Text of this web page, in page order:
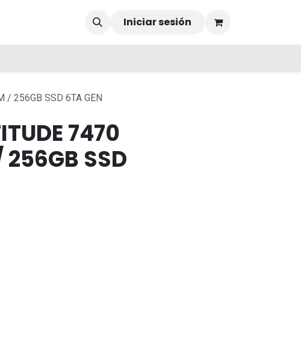
Iniciar sesión
/ 256GB SSD 6TA GEN
7470
SSD